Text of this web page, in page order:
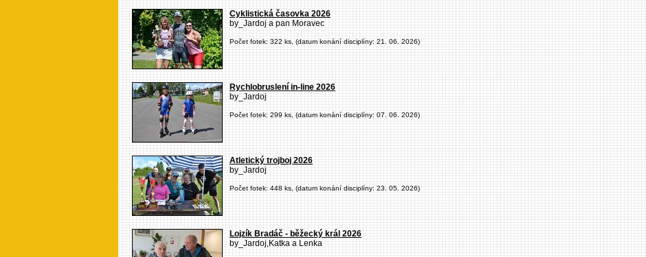
Cyklistická časovka 2026
by_Jardoj a pan Moravec
Počet fotek: 322 ks, (datum konání disciplíny: 21. 06. 2026)
Rychlobruslení in-line 2026
by_Jardoj
Počet fotek: 299 ks, (datum konání disciplíny: 07. 06. 2026)
Atletický trojboj 2026
by_Jardoj
Počet fotek: 448 ks, (datum konání disciplíny: 23. 05. 2026)
Lojzík Bradáč - běžecký král 2026
by_Jardoj,Katka a Lenka